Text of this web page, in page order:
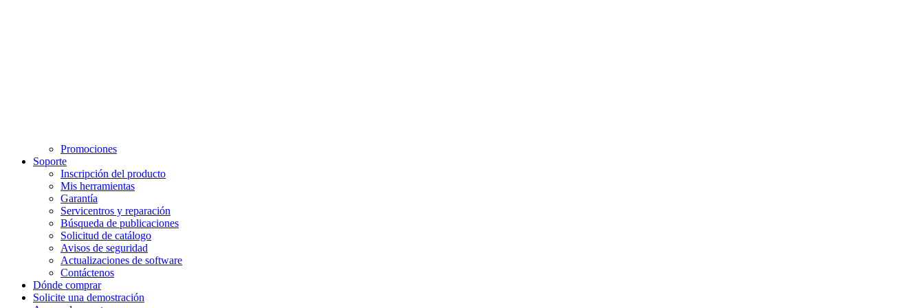
Promociones
Soporte
Inscripción del producto
Mis herramientas
Garantía
Servicentros y reparación
Búsqueda de publicaciones
Solicitud de catálogo
Avisos de seguridad
Actualizaciones de software
Contáctenos
Dónde comprar
Solicite una demostración